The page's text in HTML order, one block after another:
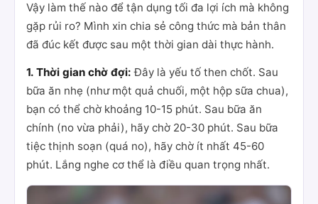
Vậy làm thế nào để tận dụng tối đa lợi ích mà không
gặp rủi ro? Mình xin chia sẻ công thức mà bản thân
đã đúc kết được sau một thời gian dài thực hành.
1. Thời gian chờ đợi: Đây là yếu tố then chốt. Sau
bữa ăn nhẹ (như một quả chuối, một hộp sữa chua),
bạn có thể chờ khoảng 10-15 phút. Sau bữa ăn
chính (no vừa phải), hãy chờ 20-30 phút. Sau bữa
tiệc thịnh soạn (quá no), hãy chờ ít nhất 45-60
phút. Lắng nghe cơ thể là điều quan trọng nhất.